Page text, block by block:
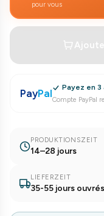
pour vous
PayPal Payez en
Compte PayPal
PRODUKTIONSZEIT
14–28 jours
LIEFERZEIT
35-55 jours ouvrés